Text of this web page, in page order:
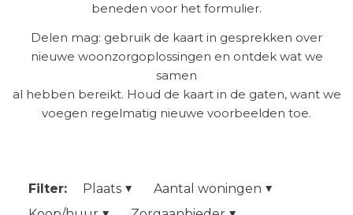
beneden voor het formulier.
Delen mag: gebruik de kaart in gesprekken over
nieuwe woonzorgoplossingen en ontdek wat we
samen
al hebben bereikt. Houd de kaart in de gaten, want we
voegen regelmatig nieuwe voorbeelden toe.